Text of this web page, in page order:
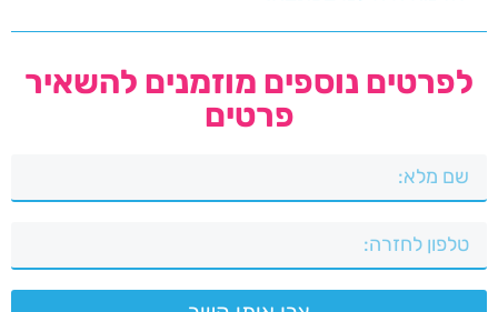
לפרטים נוספים מוזמנים להשאיר
פרטים